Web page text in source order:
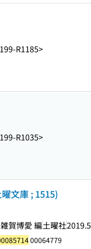
R1185>
R1035>
文庫 ; 1515)
賀博愛 編土曜社2019.5
00064779